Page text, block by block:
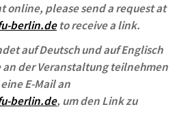
online, please send a request at
berlin.deto receive a link.
auf Deutsch und auf Englisch
an der Veranstaltung teilnehmen
E-Mail an
berlin.de, um den Link zu